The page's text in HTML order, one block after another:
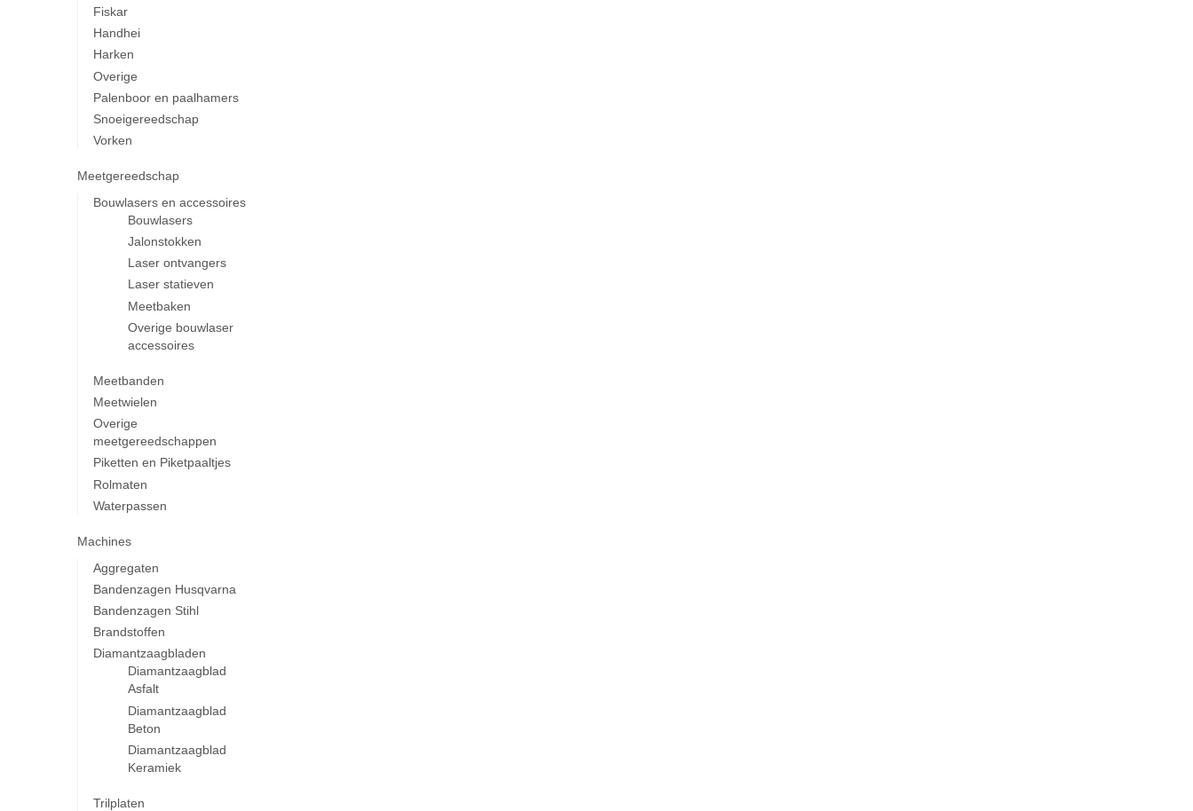
Fiskar
Handhei
Harken
Overige
Palenboor en paalhamers
Snoeigereedschap
Vorken
Meetgereedschap
Bouwlasers en accessoires
Bouwlasers
Jalonstokken
Laser ontvangers
Laser statieven
Meetbaken
Overige bouwlaser
accessoires
Meetbanden
Meetwielen
Overige
meetgereedschappen
Piketten en Piketpaaltjes
Rolmaten
Waterpassen
Machines
Aggregaten
Bandenzagen Husqvarna
Bandenzagen Stihl
Brandstoffen
Diamantzaagbladen
Diamantzaagblad
Asfalt
Diamantzaagblad
Beton
Diamantzaagblad
Keramiek
Trilplaten